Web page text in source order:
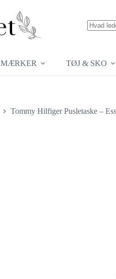
MÆRKER TØJ & SKO
Tommy Hilfiger Pusletaske –